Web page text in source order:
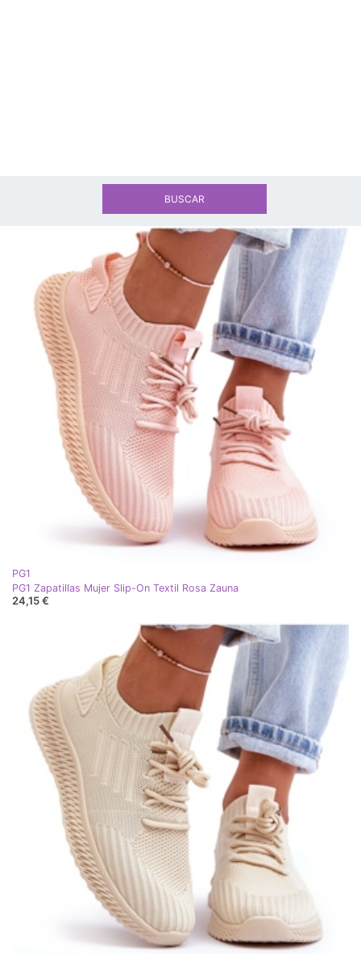
PG1
PG1 Zapatillas Mujer Slip-On Textil Rosa Zauna
24,15 €
BUSCAR